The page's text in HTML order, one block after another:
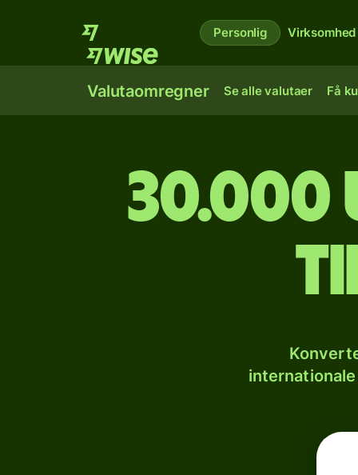
Personlig Virksomhed
Valutaomregner Se alle valutaer Få